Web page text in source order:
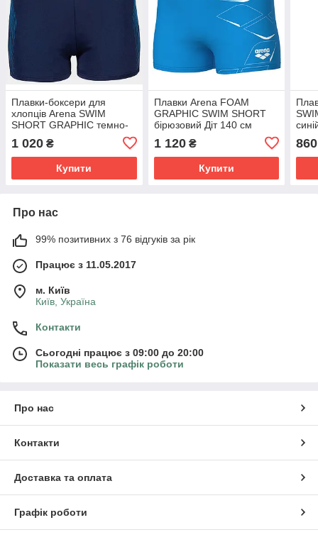
Плавки-боксери для
хлопців Arena SWIM
SHORT GRAPHIC темно-
1 020 ₴
Купити
Плавки Arena FOAM
GRAPHIC SWIM SHORT
бірюзовий Діт 140 см
1 120₴
Купити
860
Про нас
99% позитивних з 76 відгуків за рік
Працює з 11.05.2017
м. Київ
Київ, Україна
Контакти
Сьогодні працює з 09:00 до 20:00
Показати весь графік роботи
Про нас
Контакти
Доставка та оплата
Графік роботи